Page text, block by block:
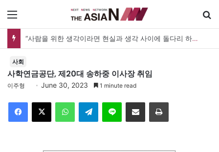
“사람을 위한 생각이라면 현실과 생각 사이에 돌다리 하나는 놓아야 하지 않을까”
사회
사학연금공단, 제20대 송하중 이사장 취임
이주형 June 30, 2023 1 minute read
Telegram 이메일